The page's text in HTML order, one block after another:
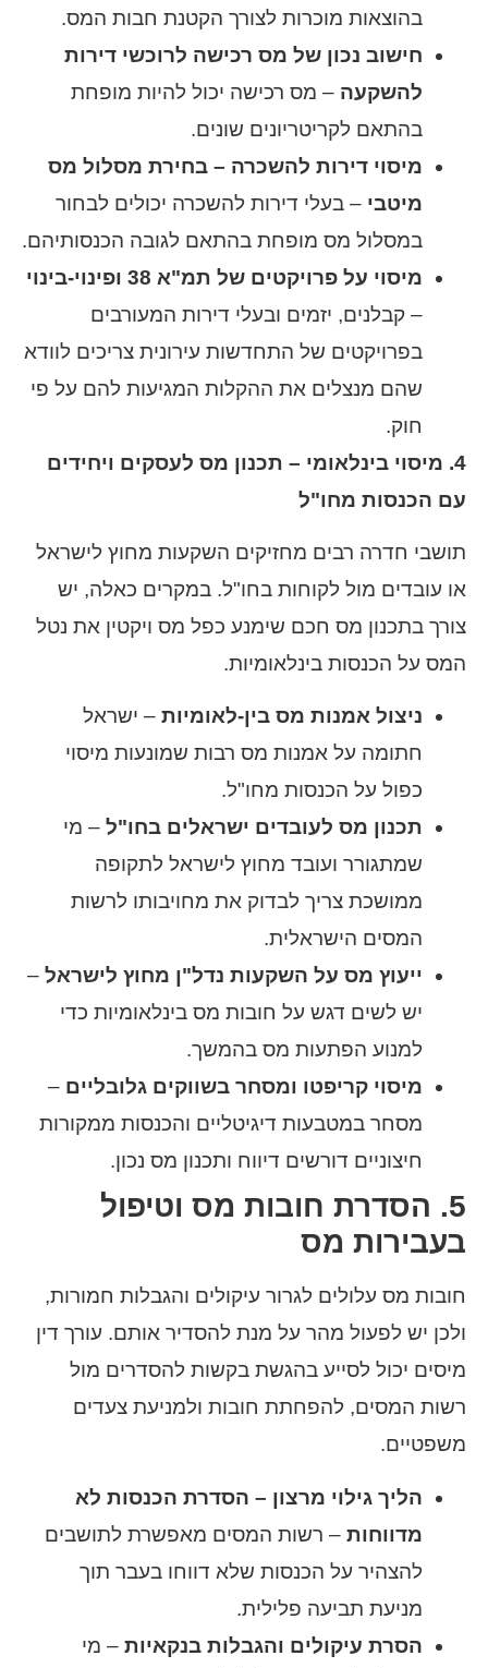
בהוצאות מוכרות לצורך הקטנת חבות המס.
חישוב נכון של מס רכישה לרוכשי דירות
להשקעה – מס רכישה יכול להיות מופחת
בהתאם לקריטריונים שונים.
מיסוי דירות להשכרה – בחירת מסלול מס
מיטבי – בעלי דירות להשכרה יכולים לבחור
במסלול מס מופחת בהתאם לגובה הכנסותיהם.
מיסוי על פרויקטים של תמ"א 38 ופינוי-בינוי
– קבלנים, יזמים ובעלי דירות המעורבים
בפרויקטים של התחדשות עירונית צריכים לוודא
שהם מנצלים את ההקלות המגיעות להם על פי
חוק.
4. מיסוי בינלאומי – תכנון מס לעסקים ויחידים
עם הכנסות מחו"ל
תושבי חדרה רבים מחזיקים השקעות מחוץ לישראל
או עובדים מול לקוחות בחו"ל. במקרים כאלה, יש
צורך בתכנון מס חכם שימנע כפל מס ויקטין את נטל
המס על הכנסות בינלאומיות.
ניצול אמנות מס בין-לאומיות – ישראל
חתומה על אמנות מס רבות שמונעות מיסוי
כפול על הכנסות מחו"ל.
תכנון מס לעובדים ישראלים בחו"ל – מי
שמתגורר ועובד מחוץ לישראל לתקופה
ממושכת צריך לבדוק את מחויבותו לרשות
המסים הישראלית.
ייעוץ מס על השקעות נדל"ן מחוץ לישראל –
יש לשים דגש על חובות מס בינלאומיות כדי
למנוע הפתעות מס בהמשך.
מיסוי קריפטו ומסחר בשווקים גלובליים –
מסחר במטבעות דיגיטליים והכנסות ממקורות
חיצוניים דורשים דיווח ותכנון מס נכון.
5. הסדרת חובות מס וטיפול
בעבירות מס
חובות מס עלולים לגרור עיקולים והגבלות חמורות,
ולכן יש לפעול מהר על מנת להסדיר אותם. עורך דין
מיסים יכול לסייע בהגשת בקשות להסדרים מול
רשות המסים, להפחתת חובות ולמניעת צעדים
משפטיים.
הליך גילוי מרצון – הסדרת הכנסות לא
מדווחות – רשות המסים מאפשרת לתושבים
להצהיר על הכנסות שלא דווחו בעבר תוך
מניעת תביעה פלילית.
הסרת עיקולים והגבלות בנקאיות – מי